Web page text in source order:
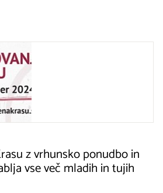
z vrhunsko ponudbo in
vse več mladih in tujih